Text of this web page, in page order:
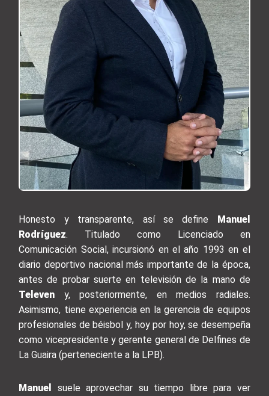
Honesto y transparente, así se define Manuel
Rodríguez. Titulado como Licenciado en
Comunicación Social, incursionó en el año 1993 en el
diario deportivo nacional más importante de la época,
antes de probar suerte en televisión de la mano de
Televen y, posteriormente, en medios radiales.
Asimismo, tiene experiencia en la gerencia de equipos
profesionales de béisbol y, hoy por hoy, se desempeña
como vicepresidente y gerente general de Delfines de
La Guaira (perteneciente a la LPB).
Manuel
suele aprovechar su tiempo libre para ver